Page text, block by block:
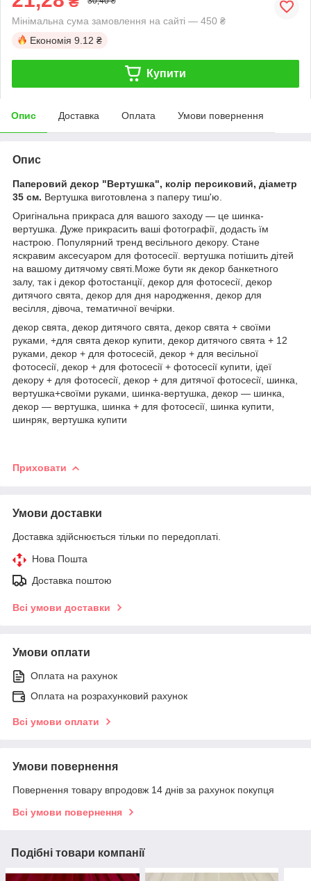
Мінімальна сума замовлення на сайті — 450 ₴
Економія 9.12 ₴
Купити
Опис Доставка Оплата Умови повернення
Опис
Паперовий декор "Вертушка", колір персиковий, діаметр
35 см. Вертушка виготовлена з паперу тиш'ю.
Оригінальна прикраса для вашого заходу — це шинка-
вертушка. Дуже прикрасить ваші фотографії, додасть їм
настрою. Популярний тренд весільного декору. Стане
яскравим аксесуаром для фотосесії. вертушка потішить дітей
на вашому дитячому святі.Може бути як декор банкетного
залу, так і декор фотостанції, декор для фотосесії, декор
дитячого свята, декор для дня народження, декор для
весілля, дівоча, тематичної вечірки.
декор свята, декор дитячого свята, декор свята + своїми
руками, +для свята декор купити, декор дитячого свята + 12
руками, декор + для фотосесій, декор + для весільної
фотосесії, декор + для фотосесії + фотосесії купити, ідеї
декору + для фотосесії, декор + для дитячої фотосесії, шинка,
вертушка+своїми руками, шинка-вертушка, декор — шинка,
декор — вертушка, шинка + для фотосесії, шинка купити,
шинряк, вертушка купити
Приховати
Умови доставки
Доставка здійснюється тільки по передоплаті.
Нова Пошта
Доставка поштою
Всі умови доставки
Умови оплати
Оплата на рахунок
Оплата на розрахунковий рахунок
Всі умови оплати
Умови повернення
Повернення товару впродовж 14 днів за рахунок покупця
Всі умови повернення
Подібні товари компанії